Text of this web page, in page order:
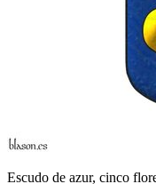
Escudo de azur, cinco